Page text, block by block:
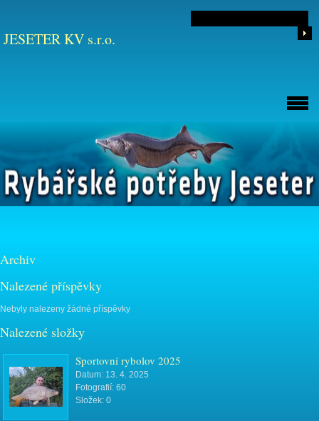
JESETER KV s.r.o.
Archiv
Nalezené příspěvky
Nebyly nalezeny žádné příspěvky
Nalezené složky
Sportovní rybolov 2025
Datum: 13. 4. 2025
Fotografií: 60
Složek: 0